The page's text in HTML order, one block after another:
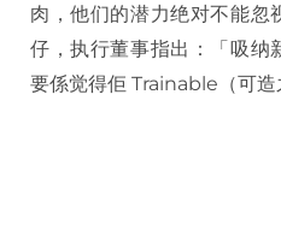
肉，他们的潜力绝对不能忽
仔，执行董事指出：「吸纳
要係觉得佢 Trainable（可造